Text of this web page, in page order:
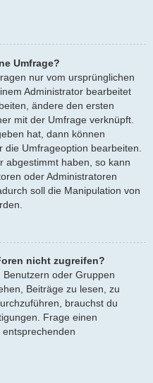
Umfrage?
nur vom ursprünglichen
Administrator bearbeitet
ändere den ersten
mit der Umfrage verknüpft.
hat, dann können
Umfrageoption bearbeiten.
abgestimmt haben, so kann
oder Administratoren
soll die Manipulation von
nicht zugreifen?
oder Gruppen
Beiträge zu lesen, zu
brauchst du
Frage einen